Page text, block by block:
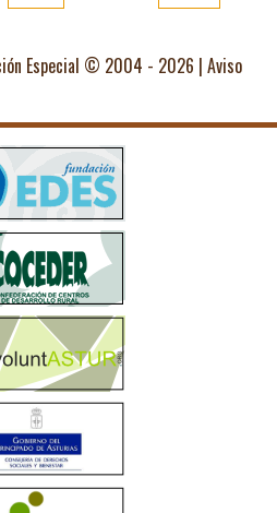
Especial © 2004 - 2026 | Aviso